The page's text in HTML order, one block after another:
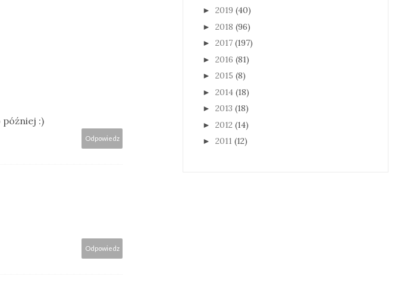
:)
Odpowiedz
Odpowiedz
► 2019 (40)
► 2018 (96)
► 2017 (197)
► 2016 (81)
► 2015 (8)
► 2014 (18)
► 2013 (18)
► 2012 (14)
► 2011 (12)